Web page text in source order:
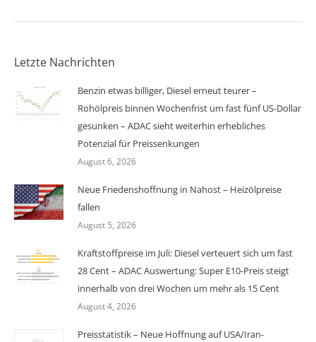
Letzte Nachrichten
Benzin etwas billiger, Diesel erneut teurer –
Rohölpreis binnen Wochenfrist um fast fünf US-Dollar
gesunken – ADAC sieht weiterhin erhebliches
Potenzial für Preissenkungen
August 6, 2026
Neue Friedenshoffnung in Nahost – Heizölpreise
fallen
August 5, 2026
Kraftstoffpreise im Juli: Diesel verteuert sich um fast
28 Cent – ADAC Auswertung: Super E10-Preis steigt
innerhalb von drei Wochen um mehr als 15 Cent
August 4, 2026
Preisstatistik – Neue Hoffnung auf USA/Iran-